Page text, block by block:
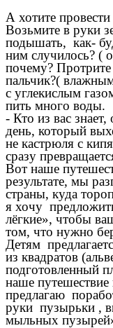
А хотите
Возьмите в руки
подышать, как-
ним случилось? (
почему? Протрите
пальчик?(
с углекислым
пить много воды.
- Кто из вас
день, который
не кастрюля с
сразу
Вот наше
результате, мы
страны, куда
я хочу
лёгкие», чтобы
том, что нужно
Детям
из квадратов
подготовленный
наше
предлагаю
руки пузырьки ,
мыльных